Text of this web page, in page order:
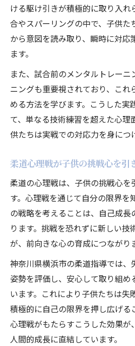
ける駆け引きが積極的に取り入れ
合やスパーリングの中で、子供た
から意図を読み取り、瞬時に対応
ます。
また、試合前のメンタルトレーニ
ニングも重要視されており、これ
める方法を学びます。こうした実
て、単なる技術練習を超えた心理
供たちは実戦での対応力を身につ
柔道心理戦が子供の挑戦心を引
柔道の心理戦は、子供の挑戦心を
す。心理戦を通じて自分の限界を
の戦略を考えることは、自己成長
ります。挑戦を恐れずに新しい技
が、前向きな心の育成につながり
神奈川県横浜市の柔道指導では、
姿勢を評価し、安心して取り組め
います。これにより子供たちは失
積極的に自己の限界を押し広げる
心理戦がもたらすこうした効果が
人間的成長に直結しています。